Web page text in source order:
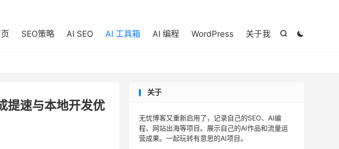


SEO策略 AI SEO AI 工具箱 AI 编程 WordPress 关于我
提速与本地开发优
关于
无忧博客又重新启用了，记录自己的SEO、AI编
程、网站出海等项目。展示自己的AI作品和流量运
营成果。一起玩转有意思的AI项目。